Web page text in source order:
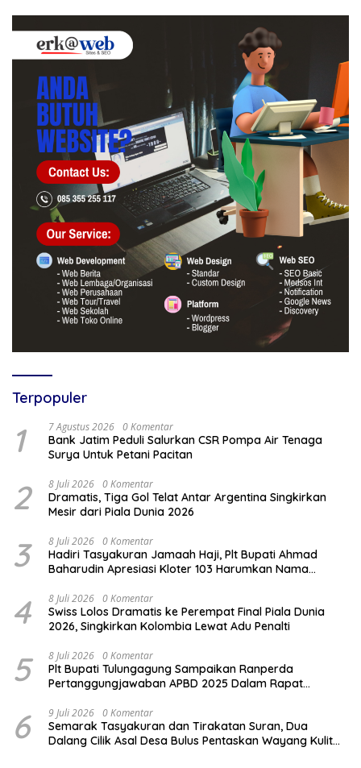
Terpopuler
1 7 Agustus 2026 0 Komentar
Bank Jatim Peduli Salurkan CSR Pompa Air Tenaga
Surya Untuk Petani Pacitan
2 8 Juli 2026 0 Komentar
Dramatis, Tiga Gol Telat Antar Argentina Singkirkan
Mesir dari Piala Dunia 2026
3 8 Juli 2026 0 Komentar
Hadiri Tasyakuran Jamaah Haji, Plt Bupati Ahmad
Baharudin Apresiasi Kloter 103 Harumkan Nama
4 8 Juli 2026 0 Komentar
Swiss Lolos Dramatis ke Perempat Final Piala Dunia
2026, Singkirkan Kolombia Lewat Adu Penalti
5 8 Juli 2026 0 Komentar
Plt Bupati Tulungagung Sampaikan Ranperda
Pertanggungjawaban APBD 2025 Dalam Rapat
6 9 Juli 2026 0 Komentar
Semarak Tasyakuran dan Tirakatan Suran, Dua
Dalang Cilik Asal Desa Bulus Pentaskan Wayang Kulit